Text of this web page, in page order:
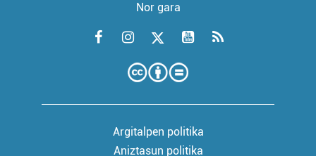
Nor gara
Argitalpen politika
Aniztasun politika